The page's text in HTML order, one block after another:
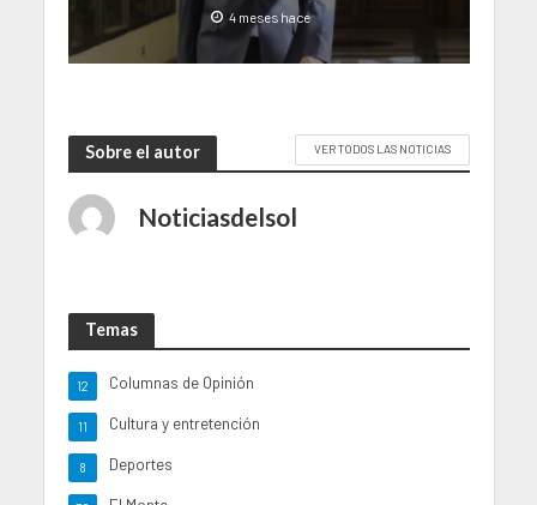
4 meses hace
Sobre el autor VER TODOS LAS NOTICIAS
Noticiasdelsol
Temas
Columnas de Opinión
12
Cultura y entretención
11
Deportes
8